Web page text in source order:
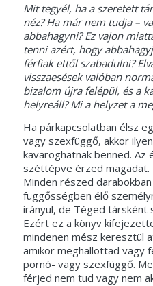
Mit tegyél, ha a szeretett
néz? Ha már nem tudja –
abbahagyni? Ez vajon
tenni azért, hogy
férfiak ettől szabadulni?
visszaesések valóban
bizalom újra felépül, és a
helyreáll? Mi a helyzet a
Ha párkapcsolatban élsz
vagy szexfüggő, akkor
kavaroghatnak benned.
széttépve érzed magadat.
Minden részed
függősségben élő
irányul, de Téged társként
Ezért ez a könyv
mindenen mész keresztül
amikor meghallottad vagy
pornó- vagy szexfüggő.
férjed nem tud vagy nem